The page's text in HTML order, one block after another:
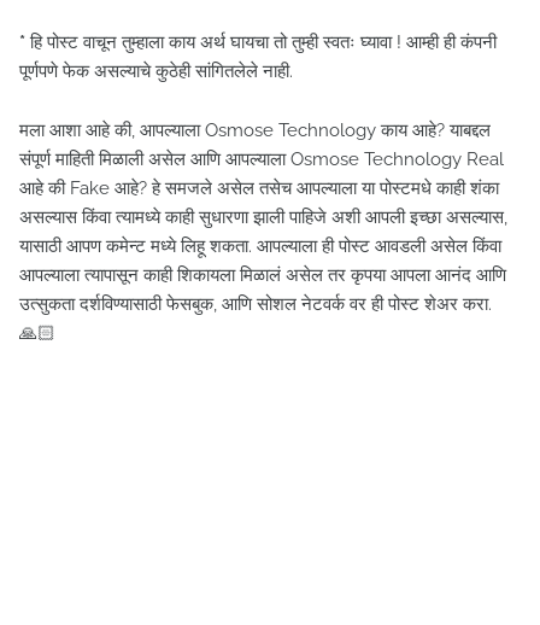
*हि पोस्ट वाचून तुम्हाला काय अर्थ घायचा तो तुम्ही स्वतः घ्यावा ! आम्ही ही कंपनी
पूर्णपणे फेक असल्याचे कुठेही सांगितलेले नाही.
मला आशा आहे की, आपल्याला Osmose Technology काय आहे? याबद्दल
संपूर्ण माहिती मिळाली असेल आणि आपल्याला Osmose Technology Real
आहे की Fake आहे? हे समजले असेल तसेच आपल्याला या पोस्टमधे काही शंका
असल्यास किंवा त्यामध्ये काही सुधारणा झाली पाहिजे अशी आपली इच्छा असल्यास,
यासाठी आपण कमेन्ट मध्ये लिहू शकता. आपल्याला ही पोस्ट आवडली असेल किंवा
आपल्याला त्यापासून काही शिकायला मिळालं असेल तर कृपया आपला आनंद आणि
उत्सुकता दर्शविण्यासाठी फेसबुक, आणि सोशल नेटवर्क वर ही पोस्ट शेअर करा.
🙏🏻